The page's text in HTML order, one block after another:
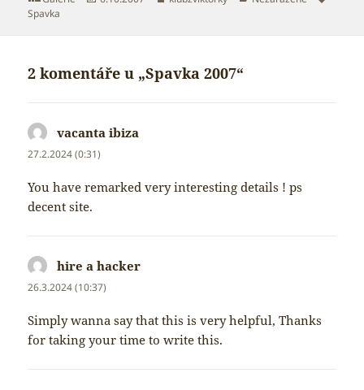
Spavka
2 komentáře u „Spavka 2007“
vacanta ibiza
27.2.2024 (0:31)
You have remarked very interesting details ! ps
decent site.
hire a hacker
26.3.2024 (10:37)
Simply wanna say that this is very helpful, Thanks
for taking your time to write this.